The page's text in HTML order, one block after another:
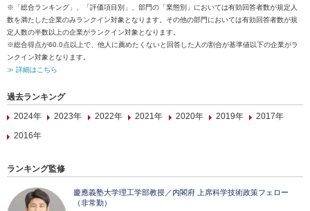
※「総合ランキング」、「評価項目別」、部門の「業態別」においては有効回答者数が規定人
数を満たした企業のみランクイン対象となります。その他の部門においては有効回答者数が規
定人数の半数以上の企業がランクイン対象となります。
※総合得点が60.0点以上で、他人に薦めたくないと回答した人の割合が基準値以下の企業がラ
ンクイン対象となります。
≫ 詳細はこちら
過去ランキング
2024年
2023年 2022年 2021年 2020年 2019年
2017年
2016年
ランキング監修
慶應義塾大学理工学部教授／内閣府 上席科学技術政策フェロー
（非常勤）